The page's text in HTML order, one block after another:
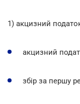
1) акцизний
акцизний
збір за першу